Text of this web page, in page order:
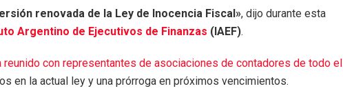
renovada de la Ley de Inocencia Fiscal», dijo durante esta
Argentino de Ejecutivos de Finanzas (IAEF).
con representantes de asociaciones de contadores de todo el
en la actual ley y una prórroga en próximos vencimientos.